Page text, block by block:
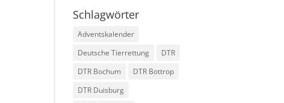
Schlagwörter
Adventskalender
Deutsche Tierrettung
DTR
DTR Bochum
DTR Bottrop
DTR Duisburg